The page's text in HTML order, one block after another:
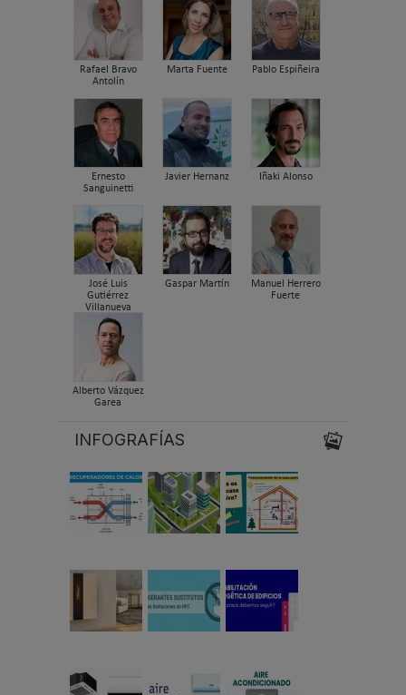
Rafael Bravo
Antolín
Marta Fuente Pablo Espiñeira
Ernesto
Sanguinetti
Javier Hernanz Iñaki Alonso
José Luis
Gutiérrez
Villanueva
Gaspar Martín
Manuel Herrero
Fuerte
Alberto Vázquez
Garea
INFOGRAFÍAS